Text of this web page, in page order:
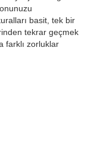
basit, tek bir
tekrar geçmek
farklı zorluklar